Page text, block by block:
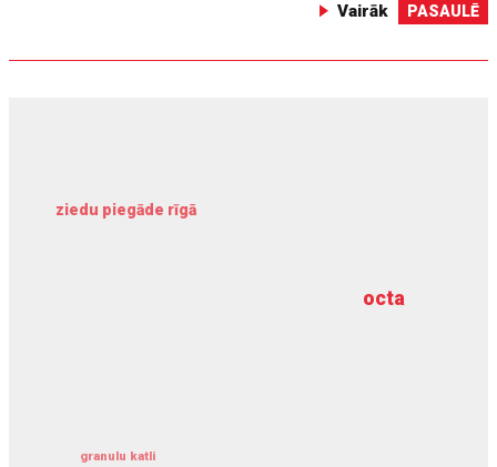
Vairāk PASAULĒ
octa
ziedu piegāde rīgā
granulu katli
dziļurbums